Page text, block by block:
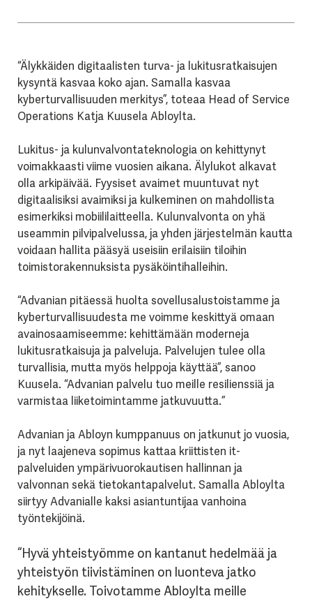
“Älykkäiden digitaalisten turva- ja lukitusratkaisujen
kysyntä kasvaa koko ajan. Samalla kasvaa
kyberturvallisuuden merkitys”, toteaa Head of Service
Operations Katja Kuusela Abloylta.
Lukitus- ja kulunvalvontateknologia on kehittynyt
voimakkaasti viime vuosien aikana. Älylukot alkavat
olla arkipäivää. Fyysiset avaimet muuntuvat nyt
digitaalisiksi avaimiksi ja kulkeminen on mahdollista
esimerkiksi mobiililaitteella. Kulunvalvonta on yhä
useammin pilvipalvelussa, ja yhden järjestelmän kautta
voidaan hallita pääsyä useisiin erilaisiin tiloihin
toimistorakennuksista pysäköintihalleihin.
“Advanian pitäessä huolta sovellusalustoistamme ja
kyberturvallisuudesta me voimme keskittyä omaan
avainosaamiseemme: kehittämään moderneja
lukitusratkaisuja ja palveluja. Palvelujen tulee olla
turvallisia, mutta myös helppoja käyttää”, sanoo
Kuusela. “Advanian palvelu tuo meille resilienssiä ja
varmistaa liiketoimintamme jatkuvuutta.”
Advanian ja Abloyn kumppanuus on jatkunut jo vuosia,
ja nyt laajeneva sopimus kattaa kriittisten it-
palveluiden ympärivuorokautisen hallinnan ja
valvonnan sekä tietokantapalvelut. Samalla Abloylta
siirtyy Advanialle kaksi asiantuntijaa vanhoina
työntekijöinä.
“Hyvä yhteistyömme on kantanut hedelmää ja
yhteistyön tiivistäminen on luonteva jatko
kehitykselle. Toivotamme Abloylta meille